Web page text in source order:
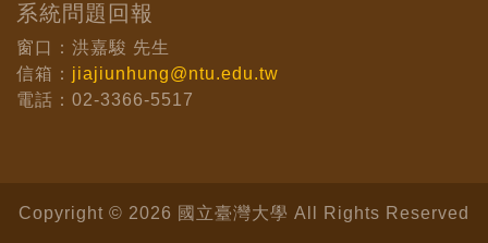
系統問題回報
窗口：洪嘉駿 先生
信箱： jiajiunhung@ntu.edu.tw
電話：02-3366-5517
Copyright © 2026 國立臺灣大學 All Rights Reserved